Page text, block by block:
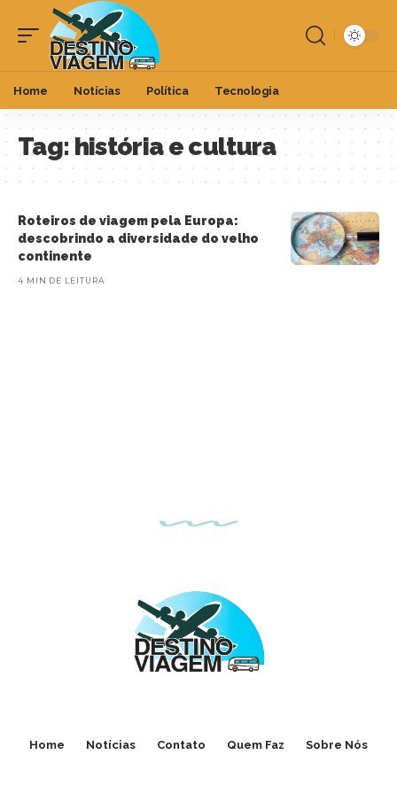
Home Notícias Política Tecnologia
Tag:história e cultura
Roteiros de viagem pela Europa:
descobrindo a diversidade do velho
continente
4 MIN DE LEITURA
Home Notícias Contato Quem Faz Sobre Nós